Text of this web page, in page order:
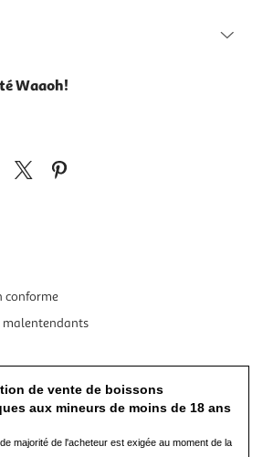
Waaoh!
conforme
malentendants
de vente de boissons
aux mineurs de moins de 18 ans
majorité de l'acheteur est exigée au moment de la